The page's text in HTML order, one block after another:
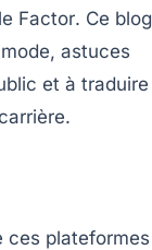
Factor. Ce blog
astuces
et à traduire
ces plateformes